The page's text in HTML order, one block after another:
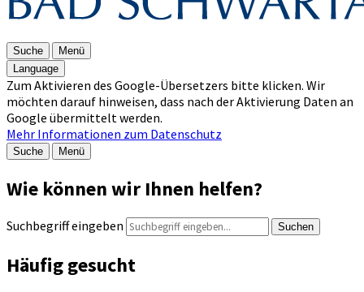
Suche
Menü
Language
Zum Aktivieren des Google-Übersetzers bitte klicken. Wir
möchten darauf hinweisen, dass nach der Aktivierung Daten an
Google übermittelt werden.
Mehr Informationen zum Datenschutz
Suche Menü
Wie können wir Ihnen helfen?
Suchbegriff eingeben Suchen
Häufig gesucht